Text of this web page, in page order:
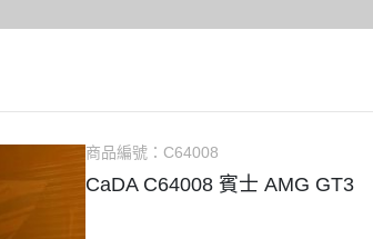
商品編號： C64008
CaDA C64008 賓士 AMG GT3